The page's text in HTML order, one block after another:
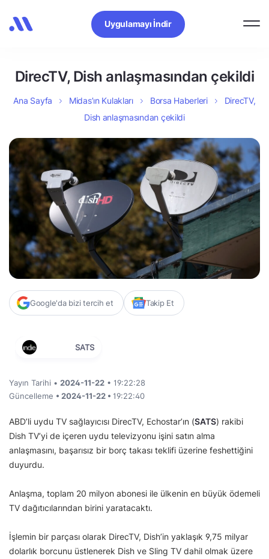
Uygulamayı İndir
DirecTV, Dish anlaşmasından çekildi
Ana Sayfa Midas’ın Kulakları Borsa Haberleri
DirecTV,
Dish anlaşmasından çekildi
Google'da bizi tercih et Takip Et
SATS
Yayın Tarihi • 2024-11-22 • 19:22:28
Güncelleme • 2024-11-22 • 19:22:40
ABD’li uydu TV sağlayıcısı DirecTV, Echostar’ın (SATS) rakibi
Dish TV’yi de içeren uydu televizyonu işini satın alma
anlaşmasını, başarısız bir borç takası teklifi üzerine feshettiğini
duyurdu.
Anlaşma, toplam 20 milyon abonesi ile ülkenin en büyük ödemeli
TV dağıtıcılarından birini yaratacaktı.
İşlemin bir parçası olarak DirecTV, Dish’in yaklaşık 9,75 milyar
dolarlık borcunu üstlenerek Dish ve Sling TV dahil olmak üzere